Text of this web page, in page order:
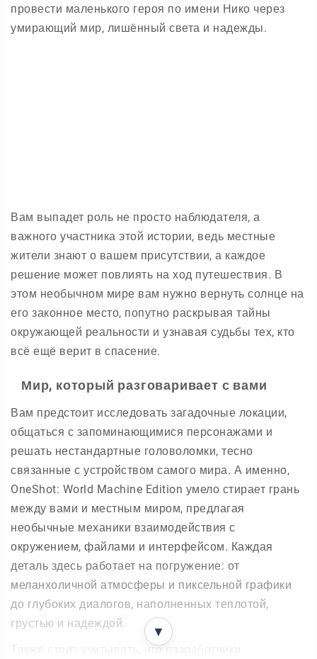
провести маленького героя по имени Нико через
умирающий мир, лишённый света и надежды.
Вам выпадет роль не просто наблюдателя, а
важного участника этой истории, ведь местные
жители знают о вашем присутствии, а каждое
решение может повлиять на ход путешествия. В
этом необычном мире вам нужно вернуть солнце на
его законное место, попутно раскрывая тайны
окружающей реальности и узнавая судьбы тех, кто
всё ещё верит в спасение.
Мир, который разговаривает с вами
Вам предстоит исследовать загадочные локации,
общаться с запоминающимися персонажами и
решать нестандартные головоломки, тесно
связанные с устройством самого мира. А именно,
OneShot: World Machine Edition умело стирает грань
между вами и местным миром, предлагая
необычные механики взаимодействия с
окружением, файлами и интерфейсом. Каждая
деталь здесь работает на погружение: от
меланхоличной атмосферы и пиксельной графики
до глубоких диалогов, наполненных теплотой,
грустью и надеждой.
Также стоит учитывать, что разработчики
▼